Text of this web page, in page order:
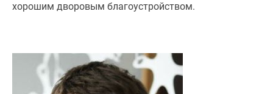
хорошим дворовым благоустройством.